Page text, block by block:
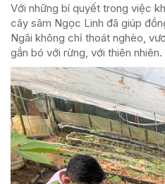
Với những bí quyết trong việc
cây sâm Ngọc Linh đã giúp
Ngãi không chỉ thoát nghèo,
gắn bó với rừng, với thiên nhiên.